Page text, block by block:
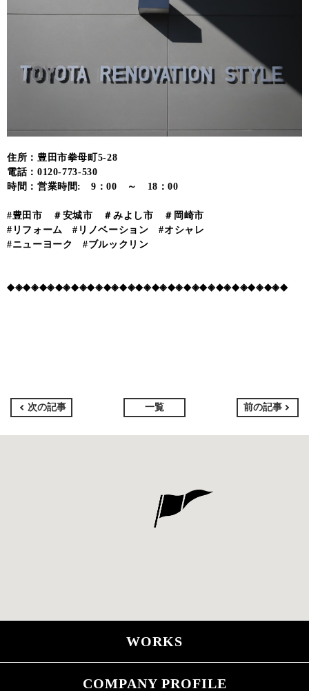
住所：豊田市拳母町5-28
電話：0120-773-530
時間：営業時間: 9：00 ～ 18：00
#豊田市 ＃安城市 ＃みよし市 ＃岡崎市
#リフォーム #リノベーション #オシャレ
#ニューヨーク #ブルックリン
◆◈◆◈◆◈◆◈◆◈◆◈◆◈◆◈◆◈◆◈◆◈◆◈◆◈◆◈◆◈◆◈◆◈◆
次の記事 一覧 前の記事
WORKS
COMPANY PROFILE